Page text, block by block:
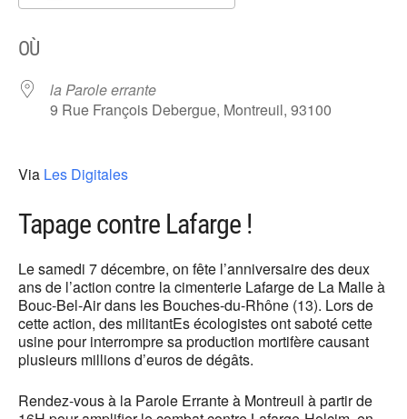
OÙ
la Parole errante
9 Rue François Debergue, Montreuil, 93100
Via Les Digitales
Tapage contre Lafarge !
Le samedi 7 décembre, on fête l’anniversaire des deux
ans de l’action contre la cimenterie Lafarge de La Malle à
Bouc-Bel-Air dans les Bouches-du-Rhône (13). Lors de
cette action, des militantEs écologistes ont saboté cette
usine pour interrompre sa production mortifère causant
plusieurs millions d’euros de dégâts.
Rendez-vous à la Parole Errante à Montreuil à partir de